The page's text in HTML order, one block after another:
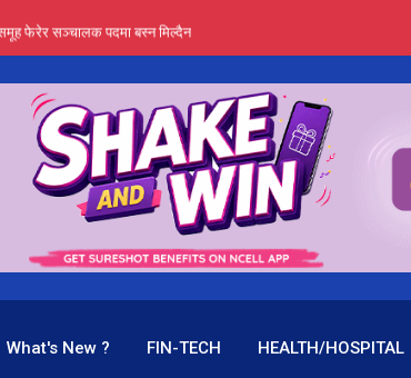
फेरेर सञ्चालक पदमा बस्न मिल्दैन
दुई थरि तलब, वर्षमै ९२ हजार घाटा !
लाभांश दिने क्षमता
राष्ट्र बैंक किन मौन ?
What's New ? FIN-TECH HEALTH/HOSPITAL